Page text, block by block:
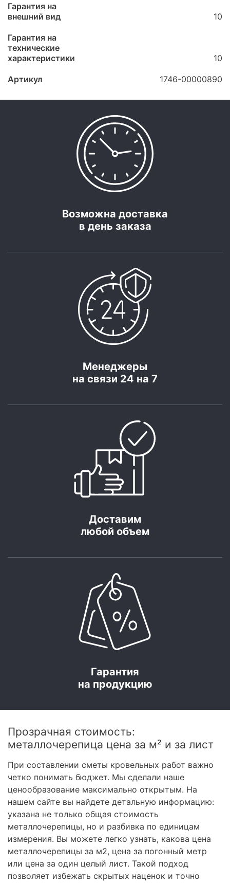
Гарантия на
внешний вид
10
Гарантия на
технические
характеристики
10
Артикул 1746-00000890
Возможна доставка
в день заказа
Менеджеры
на связи 24 на 7
Доставим
любой объем
Гарантия
на продукцию
Прозрачная стоимость:
металлочерепица цена за м² и за лист
При составлении сметы кровельных работ важно
четко понимать бюджет. Мы сделали наше
ценообразование максимально открытым. На
нашем сайте вы найдете детальную информацию:
указана не только общая стоимость
металлочерепицы, но и разбивка по единицам
измерения. Вы можете легко узнать, какова цена
металлочерепицы за м2, цена за погонный метр
или цена за один целый лист. Такой подход
позволяет избежать скрытых наценок и точно